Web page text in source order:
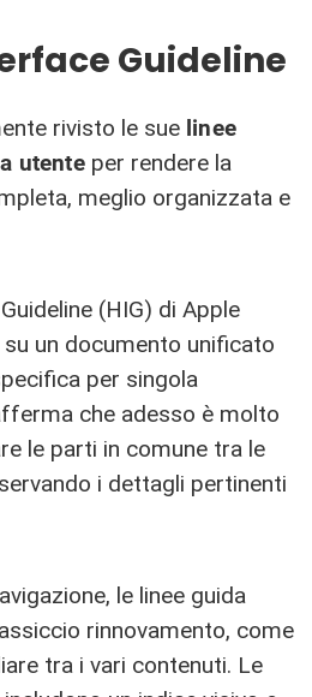
Guideline
rivisto le sue linee
utenteper rendere la
meglio organizzata e
(HIG) di Apple
un documento unificato
per singola
che adesso è molto
le parti in comune tra le
i dettagli pertinenti
le linee guida
rinnovamento, come
tra i vari contenuti. Le